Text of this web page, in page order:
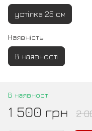
устілка 25 см
Наявність
В наявності
В наявності
1 500 грн 2